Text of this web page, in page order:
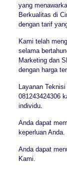
yang
Berkualitas di
dengan tarif
Kami telah
selama
Marketing dan
dengan harga
Layanan
081243424306
individu.
Anda dapat
keperluan Anda.
Anda dapat
Kami.